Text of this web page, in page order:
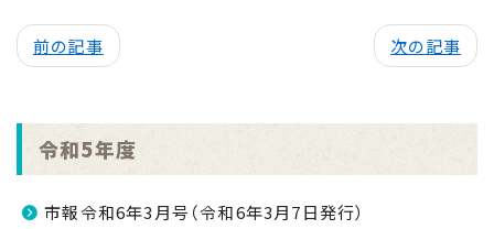
前の記事 次の記事
令和5年度
市報令和6年3月号（令和6年3月7日発行）